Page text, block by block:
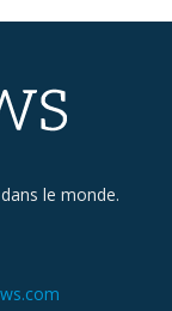
le monde.